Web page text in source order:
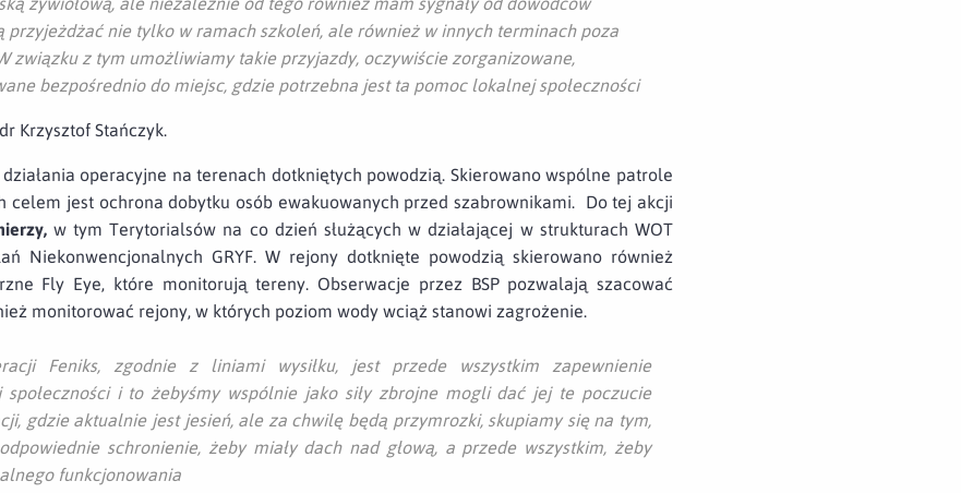
przyjeżdżać nie tylko w ramach szkoleń, ale również w innych terminach poza
związku z tym umożliwiamy takie przyjazdy, oczywiście zorganizowane,
bezpośrednio do miejsc, gdzie potrzebna jest ta pomoc lokalnej społeczności
Krzysztof Stańczyk.
operacyjne na terenach dotkniętych powodzią. Skierowano wspólne patrole
celem jest ochrona dobytku osób ewakuowanych przed szabrownikami. Do tej akcji
w tym Terytorialsów na co dzień służących w działającej w strukturach WOT
Niekonwencjonalnych GRYF. W rejony dotknięte powodzią skierowano również
Fly Eye, które monitorują tereny. Obserwacje przez BSP pozwalają szacować
monitorować rejony, w których poziom wody wciąż stanowi zagrożenie.
Feniks, zgodnie z liniami wysiłku, jest przede wszystkim zapewnienie
społeczności i to żebyśmy wspólnie jako siły zbrojne mogli dać jej te poczucie
gdzie aktualnie jest jesień, ale za chwilę będą przymrozki, skupiamy się na tym,
schronienie, żeby miały dach nad głową, a przede wszystkim, żeby
funkcjonowania